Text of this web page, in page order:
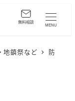
MENU
地鎮祭など
防
無料相談